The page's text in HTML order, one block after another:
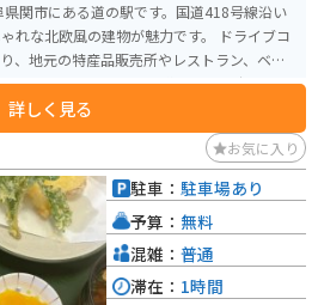
関市にある道の駅です。国道418号線沿い
欧風の建物が魅力です。 ドライブコ
、地元の特産品販売所やレストラン、ベー
とし
心です。ツーリングの休憩地点として、また
ど周辺は自然豊か
く、キャンプや川遊びなどのアウトドアレ
てお
が販売されています。切れ味抜群の刃物
詳しく見る
お気に入り
駐車： 駐車場あり
予算： 無料
混雑： 普通
滞在： 1時間